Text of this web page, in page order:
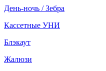
День-ночь / Зебра
Кассетные УНИ
Блэкаут
Жалюзи